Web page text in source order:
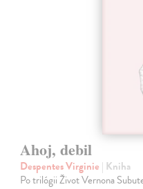
Ahoj, debil
Despentes Virginie | Kniha
Po trilógii Život Vernona